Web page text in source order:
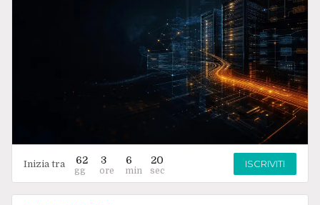
Inizia tra 62 3 6 19 ISCRIVITI